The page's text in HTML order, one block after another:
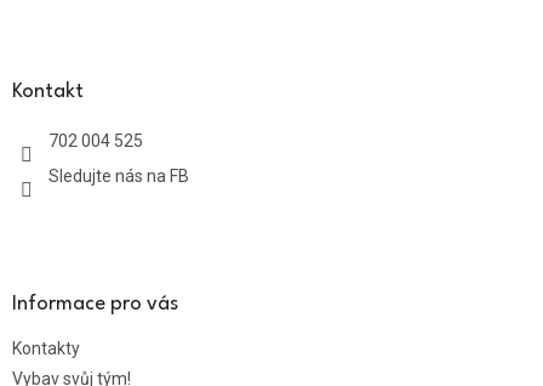
Kontakt
702 004 525
Sledujte nás na FB
Informace pro vás
Kontakty
Vybav svůj tým!